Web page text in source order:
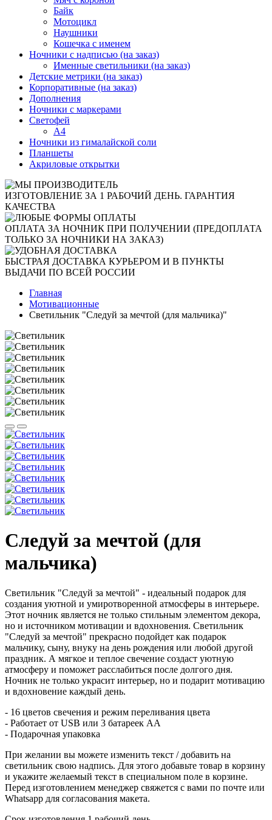
Байк
Мотоцикл
Наушники
Кошечка с именем
Ночники с надписью (на заказ)
Именные светильники (на заказ)
Детские метрики (на заказ)
Корпоративные (на заказ)
Дополнения
Ночники с маркерами
Светофей
А4
Ночники из гималайской соли
Планшеты
Акриловые открытки
ИЗГОТОВЛЕНИЕ ЗА 1 РАБОЧИЙ ДЕНЬ. ГАРАНТИЯ
КАЧЕСТВА
ОПЛАТА ЗА НОЧНИК ПРИ ПОЛУЧЕНИИ (ПРЕДОПЛАТА
ТОЛЬКО ЗА НОЧНИКИ НА ЗАКАЗ)
БЫСТРАЯ ДОСТАВКА КУРЬЕРОМ И В ПУНКТЫ
ВЫДАЧИ ПО ВСЕЙ РОССИИ
Главная
Мотивационные
Светильник "Следуй за мечтой (для мальчика)"
Следуй за мечтой (для
мальчика)
Светильник "Следуй за мечтой" - идеальный подарок для
создания уютной и умиротворенной атмосферы в интерьере.
Этот ночник является не только стильным элементом декора,
но и источником мотивации и вдохновения. Светильник
"Следуй за мечтой" прекрасно подойдет как подарок
мальчику, сыну, внуку на день рождения или любой другой
праздник. А мягкое и теплое свечение создаст уютную
атмосферу и поможет расслабиться после долгого дня.
Ночник не только украсит интерьер, но и подарит мотивацию
и вдохновение каждый день.
- 16 цветов свечения и режим переливания цвета
- Работает от USB или 3 батареек АА
- Подарочная упаковка
При желании вы можете изменить текст / добавить на
светильник свою надпись. Для этого добавьте товар в корзину
и укажите желаемый текст в специальном поле в корзине.
Перед изготовлением менеджер свяжется с вами по почте или
Whatsapp для согласования макета.